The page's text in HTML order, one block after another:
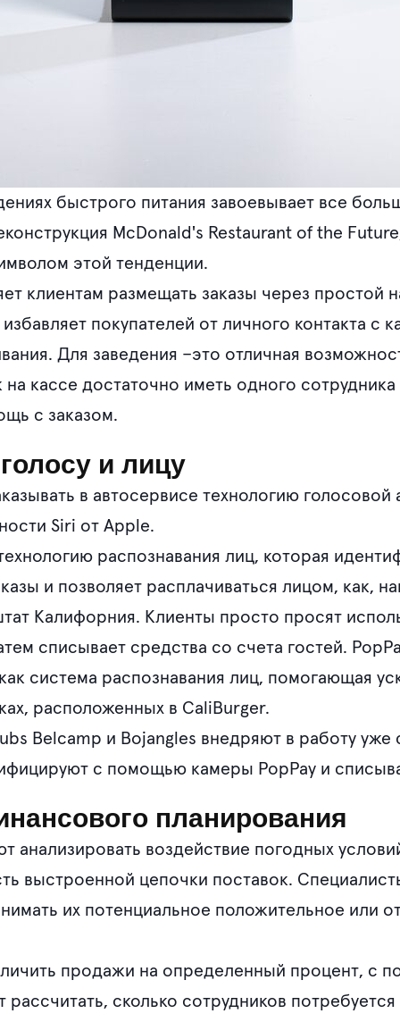
быстрого питания завоевывает все
McDonald's Restaurant of the
этой тенденции.
клиентам размещать заказы через простой
покупателей от личного контакта с
Для заведения –это отличная
на кассе достаточно иметь одного
с заказом.
и лицу
в автосервисе технологию голосовой
Siri от Apple.
распознавания лиц, которая
и позволяет расплачиваться лицом, как,
Калифорния. Клиенты просто просят
списывает средства со счета гостей.
система распознавания лиц, помогающая
расположенных в CaliBurger.
Belcamp и Bojangles внедряют в работу
с помощью камеры PopPay и
планирования
анализировать воздействие погодных
выстроенной цепочки поставок.
их потенциальное положительное или
продажи на определенный процент, с
сколько сотрудников